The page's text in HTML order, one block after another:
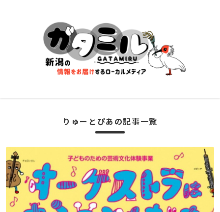
りゅーとぴあの記事一覧